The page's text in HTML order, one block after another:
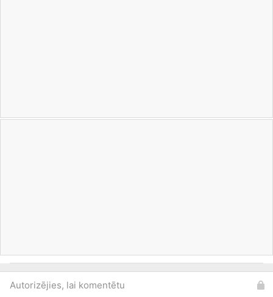
Autorizējies, lai komentētu